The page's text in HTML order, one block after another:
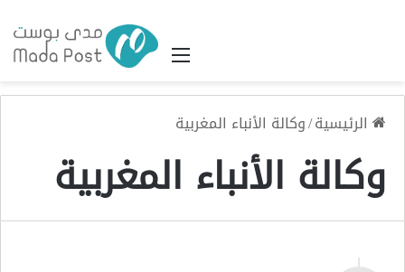
القائمة
الرئيسية/وكالة الأنباء المغربية
وكالة الأنباء المغربية